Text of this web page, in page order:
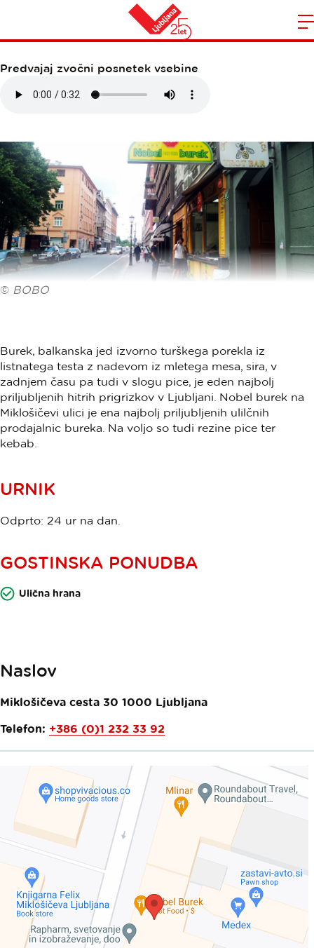
Domov
NOBEL BUREK
Predvajaj zvočni posnetek vsebine
© BOBO
Burek, balkanska jed izvorno turškega porekla iz
listnatega testa z nadevom iz mletega mesa, sira, v
zadnjem času pa tudi v slogu pice, je eden najbolj
priljubljenih hitrih prigrizkov v Ljubljani. Nobel burek na
Miklošičevi ulici je ena najbolj priljubljenih ulilčnih
prodajalnic bureka. Na voljo so tudi rezine pice ter
kebab.
URNIK
Odprto: 24 ur na dan.
GOSTINSKA PONUDBA
Ulična hrana
Naslov
Miklošičeva cesta 30 1000 Ljubljana
Telefon: +386 (0)1 232 33 92